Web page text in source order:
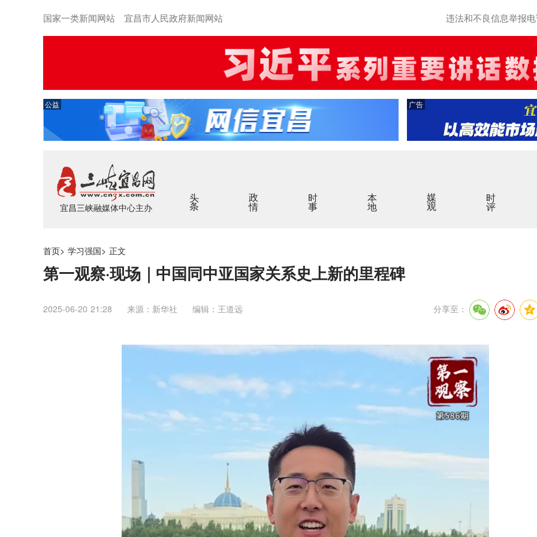
国家一类新闻网站 宜昌市人民政府新闻网站 违法和不良信息举报
公益 广告
宜昌三峡融媒体中心主办
头条 政情 时事 本地 媒观 时评
首页> 学习强国> 正文
第一观察·现场｜中国同中亚国家关系史上新的里程碑
2025-06-20 21:28 来源：新华社 编辑：王道远 分享至：